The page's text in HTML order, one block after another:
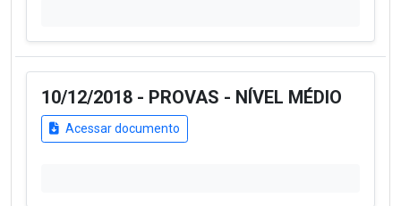
10/12/2018 - PROVAS - NÍVEL MÉDIO
Acessar documento